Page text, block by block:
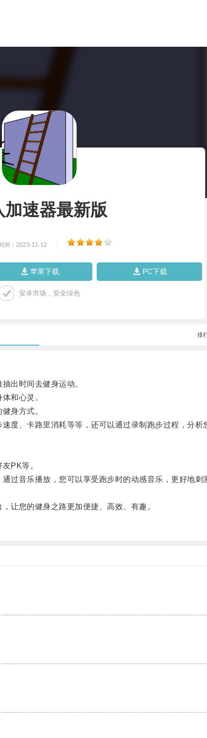
加速器最新版
间：2023-11-12
苹果下载 PC下载
安卓市场，安全绿色
排
出时间去健身运动。
和心灵。
身方式。
、卡路里消耗等等，还可以通过录制跑步过程，分析
PK等。
音乐播放，您可以享受跑步时的动感音乐，更好地刺
您的健身之路更加便捷、高效、有趣。